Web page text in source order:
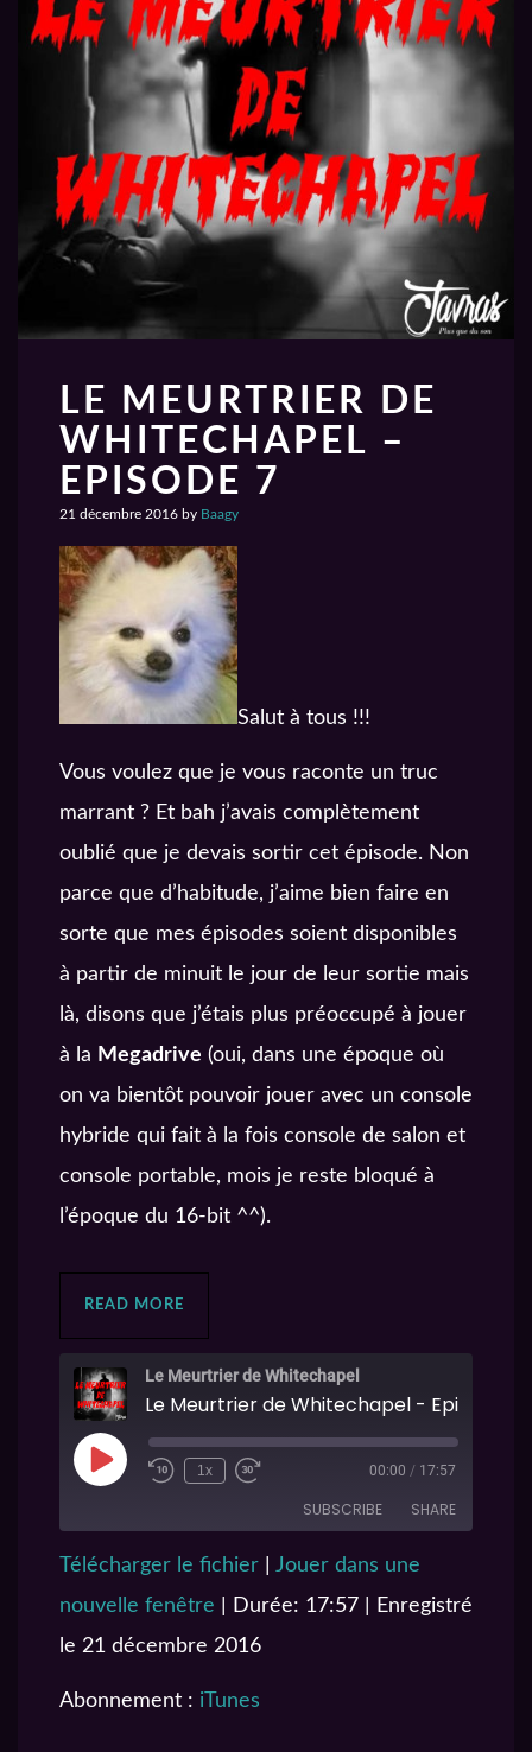
LE MEURTRIER DE
WHITECHAPEL –
EPISODE 7
21 décembre 2016 by Baagy
Salut à tous !!!
Vous voulez que je vous raconte un truc
marrant ? Et bah j’avais complètement
oublié que je devais sortir cet épisode. Non
parce que d’habitude, j’aime bien faire en
sorte que mes épisodes soient disponibles
à partir de minuit le jour de leur sortie mais
là, disons que j’étais plus préoccupé à jouer
à la Megadrive (oui, dans une époque où
on va bientôt pouvoir jouer avec un console
hybride qui fait à la fois console de salon et
console portable, mois je reste bloqué à
l’époque du 16-bit ^^).
READ MORE
Le Meurtrier de Whitechapel
Le Meurtrier de Whitechapel - Episode 7
1x 00:00 / 17:57
SUBSCRIBE SHARE
LINK
Télécharger le fichier
Jouer dans une
nouvelle fenêtre
Durée: 17:57
Enregistré
le 21 décembre 2016
Abonnement : iTunes